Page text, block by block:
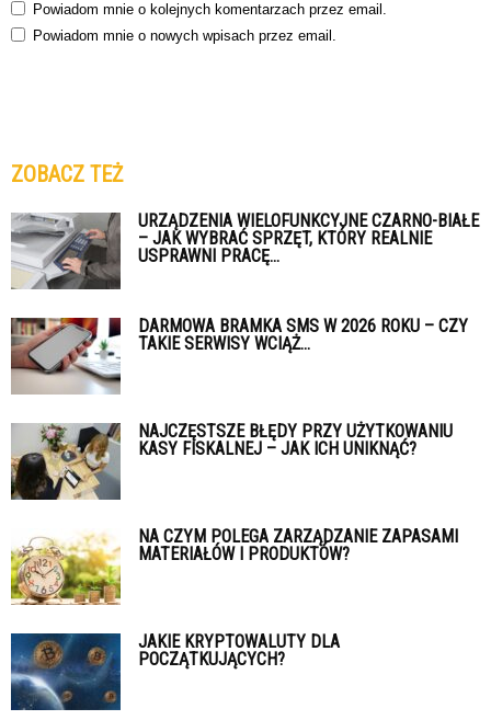
Powiadom mnie o kolejnych komentarzach przez email.
Powiadom mnie o nowych wpisach przez email.
ZOBACZ TEŻ
URZĄDZENIA WIELOFUNKCYJNE CZARNO-BIAŁE
– JAK WYBRAĆ SPRZĘT, KTÓRY REALNIE
USPRAWNI PRACĘ...
DARMOWA BRAMKA SMS W 2026 ROKU – CZY
TAKIE SERWISY WCIĄŻ...
NAJCZĘSTSZE BŁĘDY PRZY UŻYTKOWANIU
KASY FISKALNEJ – JAK ICH UNIKNĄĆ?
NA CZYM POLEGA ZARZĄDZANIE ZAPASAMI
MATERIAŁÓW I PRODUKTÓW?
JAKIE KRYPTOWALUTY DLA
POCZĄTKUJĄCYCH?